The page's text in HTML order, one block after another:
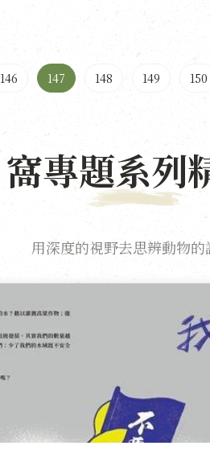
146 147 148 149 150
窩專題系列
用深度的視野去思辨動物的